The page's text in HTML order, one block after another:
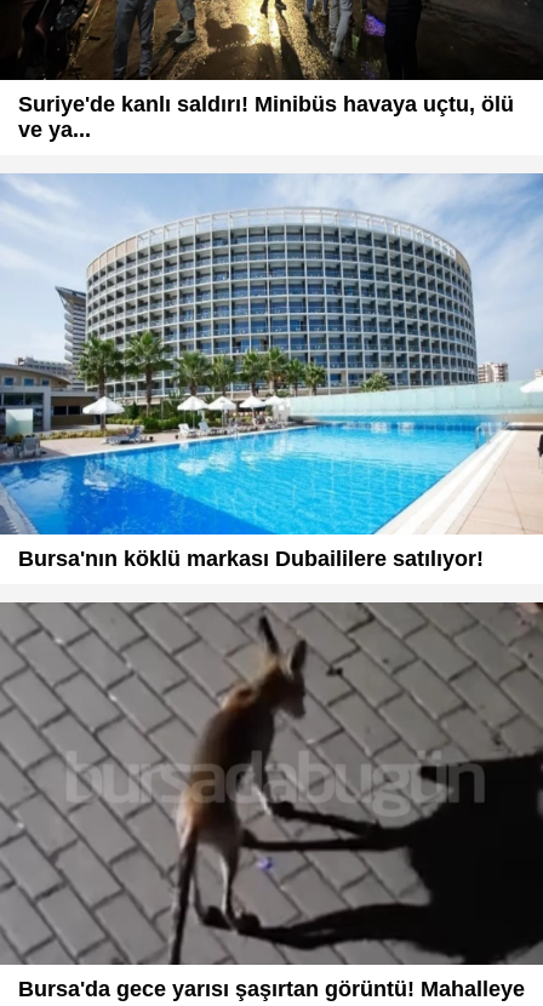
Suriye'de kanlı saldırı! Minibüs havaya uçtu, ölü
ve ya...
Bursa'nın köklü markası Dubaililere satılıyor!
Bursa'da gece yarısı şaşırtan görüntü! Mahalleye